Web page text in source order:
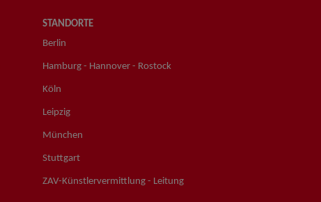
STANDORTE
Berlin
Hamburg - Hannover - Rostock
Köln
Leipzig
München
Stuttgart
ZAV-Künstlervermittlung - Leitung